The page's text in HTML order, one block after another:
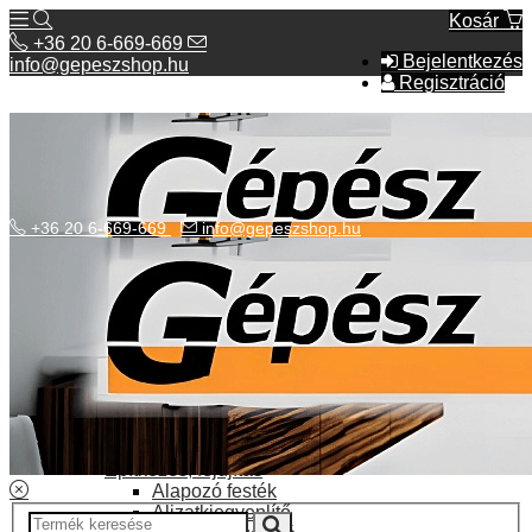
Kosár
Bejelentkezés
Regisztráció
+36 20 6-669-669
info@gepeszshop.hu
Kategóriák menü
Bolhapiac
Elektromos fűtés
Építkezés, fejújítás
Alapozó festék
Aljzatkiegyenlítő
+36 20 6-669-669 info@gepeszshop.hu